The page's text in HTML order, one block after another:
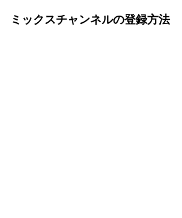
ミックスチャンネルの登録方法